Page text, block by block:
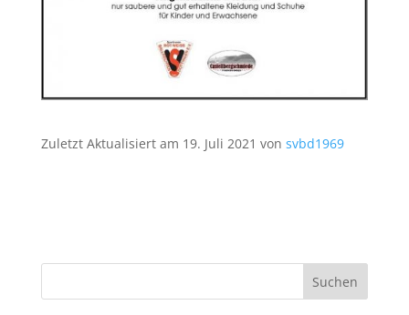
Zuletzt Aktualisiert am 19. Juli 2021 von svbd1969